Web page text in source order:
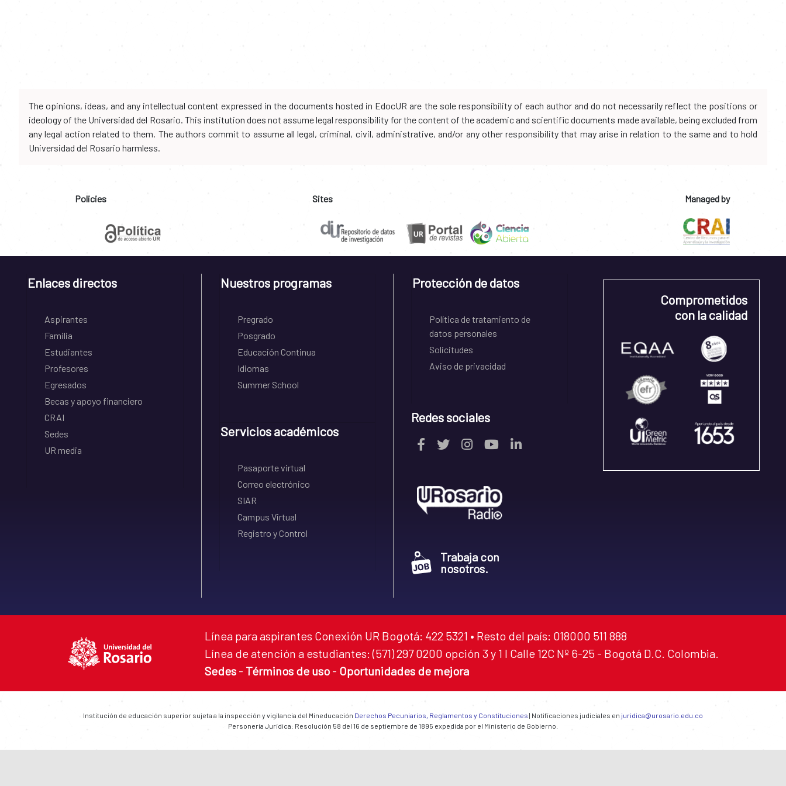
The opinions, ideas, and any intellectual content expressed in the documents hosted in EdocUR are the sole responsibility of each author and do not necessarily reflect the positions or
ideology of the Universidad del Rosario. This institution does not assume legal responsibility for the content of the academic and scientific documents made available, being excluded from
any legal action related to them. The authors commit to assume all legal, criminal, civil, administrative, and/or any other responsibility that may arise in relation to the same and to hold
Universidad del Rosario harmless.
Policies Sites Managed by
Enlaces directos
Aspirantes
Familia
Estudiantes
Profesores
Egresados
Becas y apoyo financiero
CRAI
Sedes
UR media
Nuestros programas
Pregrado
Posgrado
Educación Continua
Idiomas
Summer School
Servicios académicos
Pasaporte virtual
Correo electrónico
SIAR
Campus Virtual
Registro y Control
Protección de datos
Política de tratamiento de
datos personales
Solicitudes
Aviso de privacidad
Redes sociales
Trabaja con
nosotros.
Comprometidos
con la calidad
Línea para aspirantes Conexión UR Bogotá: 422 5321 • Resto del país: 018000 511 888
Línea de atención a estudiantes: (571) 297 0200 opción 3 y 1 I Calle 12C Nº 6-25 - Bogotá D.C. Colombia.
Sedes - Términos de uso - Oportunidades de mejora
Institución de educación superior sujeta a la inspección y vigilancia del Mineducación Derechos Pecuniarios, Reglamentos y Constituciones | Notificaciones judiciales en juridica@urosario.edu.co
Personería Jurídica: Resolución 58 del 16 de septiembre de 1895 expedida por el Ministerio de Gobierno.